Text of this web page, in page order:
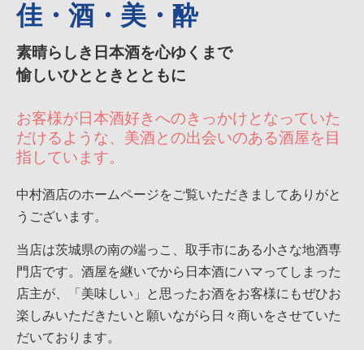
佳・酒・美・酔
素晴らしき日本酒を心ゆくまで
愉しいひとときとともに
お客様が日本酒好きへのきっかけとなっていた
だけるような、美酒との出会いのある酒屋を目
指しています。
中村酒店のホームページをご覧いただきましてありがと
うございます。
当店は茨城県の南の端っこ、取手市にある小さな地酒専
門店です。酒屋を継いでから日本酒にハマってしまった
店主が、「美味しい」と思ったお酒をお客様にもぜひお
楽しみいただきたいと願いながら日々商いをさせていた
だいております。